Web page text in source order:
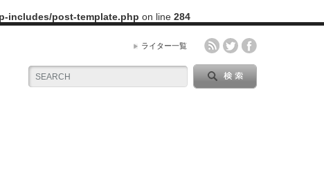
includes/post-template.php on line 284
ライター一覧